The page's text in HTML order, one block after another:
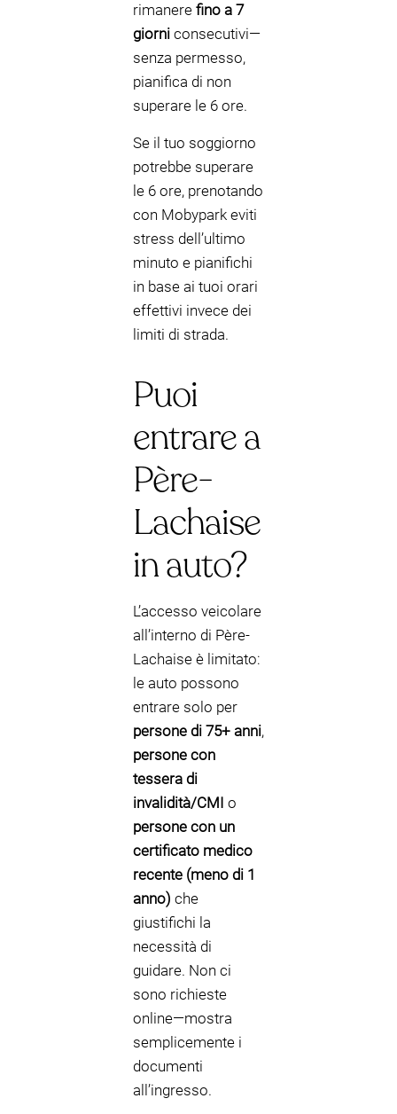
rimanere fino a 7
giorni consecutivi—
senza permesso,
pianifica di non
superare le 6 ore.
Se il tuo soggiorno
potrebbe superare
le 6 ore, prenotando
con Mobypark eviti
stress dell’ultimo
minuto e pianifichi
in base ai tuoi orari
effettivi invece dei
limiti di strada.
Puoi
entrare a
Père-
Lachaise
in auto?
L’accesso veicolare
all’interno di Père-
Lachaise è limitato:
le auto possono
entrare solo per
persone di 75+ anni,
persone con
tessera di
invalidità/CMI o
persone con un
certificato medico
recente (meno di 1
anno) che
giustifichi la
necessità di
guidare. Non ci
sono richieste
online—mostra
semplicemente i
documenti
all’ingresso.